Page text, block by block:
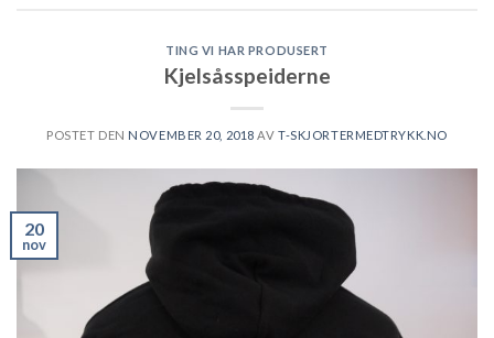
TING VI HAR PRODUSERT
Kjelsåsspeiderne
POSTET DEN NOVEMBER 20, 2018 AVT-SKJORTERMEDTRYKK.NO
20
nov